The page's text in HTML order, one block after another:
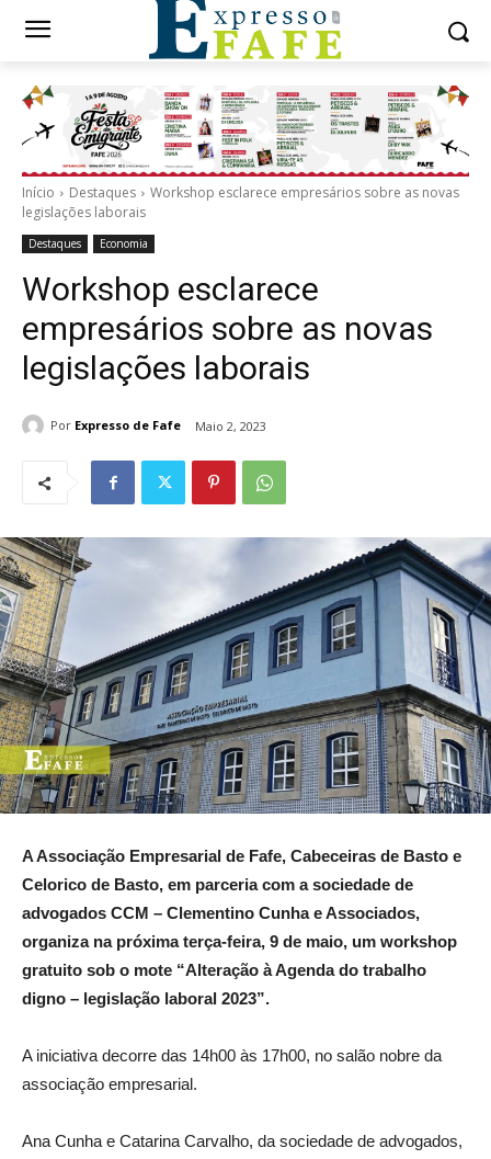
Início Destaques
Workshop esclarece empresários sobre as novas
legislações laborais
Destaques Economia
Workshop esclarece
empresários sobre as novas
legislações laborais
Por Expresso de Fafe Maio 2, 2023
A Associação Empresarial de Fafe, Cabeceiras de Basto e
Celorico de Basto, em parceria com a sociedade de
advogados CCM – Clementino Cunha e Associados,
organiza na próxima terça-feira, 9 de maio, um workshop
gratuito sob o mote “Alteração à Agenda do trabalho
digno – legislação laboral 2023”.
A iniciativa decorre das 14h00 às 17h00, no salão nobre da
associação empresarial.
Ana Cunha e Catarina Carvalho, da sociedade de advogados,